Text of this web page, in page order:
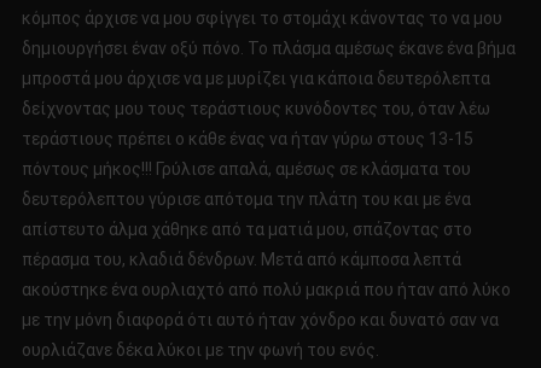
κόμπος άρχισε να μου σφίγγει το στομάχι κάνοντας το να μου
δημιουργήσει έναν οξύ πόνο. Το πλάσμα αμέσως έκανε ένα βήμα
μπροστά μου άρχισε να με μυρίζει για κάποια δευτερόλεπτα
δείχνοντας μου τους τεράστιους κυνόδοντες του, όταν λέω
τεράστιους πρέπει ο κάθε ένας να ήταν γύρω στους 13-15
πόντους μήκος!!! Γρύλισε απαλά, αμέσως σε κλάσματα του
δευτερόλεπτου γύρισε απότομα την πλάτη του και με ένα
απίστευτο άλμα χάθηκε από τα ματιά μου, σπάζοντας στο
πέρασμα του, κλαδιά δένδρων. Μετά από κάμποσα λεπτά
ακούστηκε ένα ουρλιαχτό από πολύ μακριά που ήταν από λύκο
με την μόνη διαφορά ότι αυτό ήταν χόνδρο και δυνατό σαν να
ουρλιάζανε δέκα λύκοι με την φωνή του ενός.